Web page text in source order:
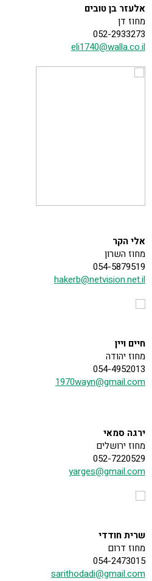
אלעזר בן טובים
מחוז דן
052-2933273
eli1740@walla.co.il
אלי הקר
מחוז השרון
054-5879519
hakerb@netvision.net.il
חיים ויין
מחוז יהודה
054-4952013
1970wayn@gmail.com
ירגה סמאי
מחוז ירושלים
052-7220529
yarges@gmail.com
שרית חודדי
מחוז דרום
054-2473015
sarithodadi@gmail.com